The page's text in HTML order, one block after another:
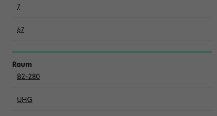
7
67
B2-280
UHG